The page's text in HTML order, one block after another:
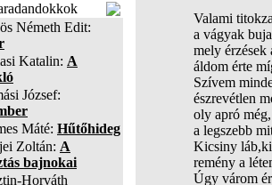
Németh Edit:
Katalin: A
József:
Máté: Hűtőhideg
Zoltán: A
bajnokai
Horváth
Valami
a vágyak
mely érzések
áldom érte
Szívem
észrevétlen
oly apró
a legszebb
Kicsiny
remény a
Úgy várom